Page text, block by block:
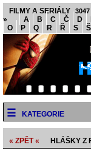
FILMY A SERIÁLY 3047
» A B C Č D
O
P Q R Ř S Š
KATEGORIE
« ZPĚT « HLÁŠKY Z